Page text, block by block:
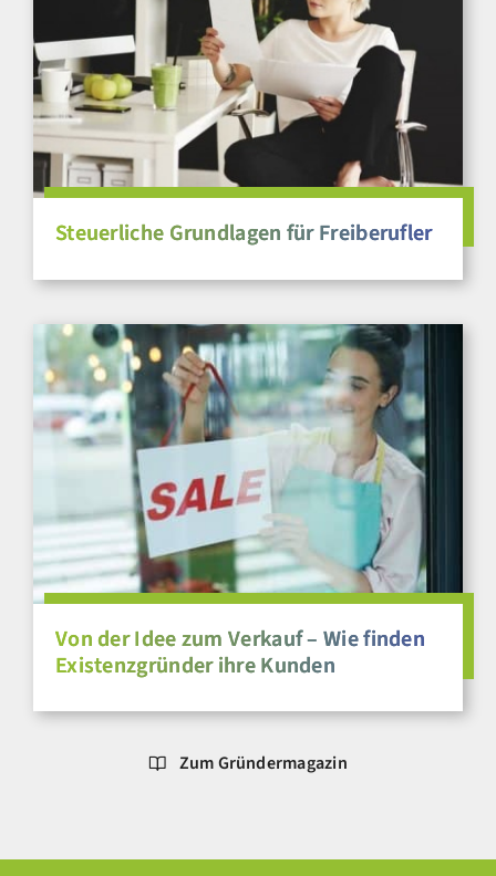
Steuerliche Grundlagen für Freiberufler
Von der Idee zum Verkauf – Wie finden
Existenzgründer ihre Kunden
Zum Gründermagazin